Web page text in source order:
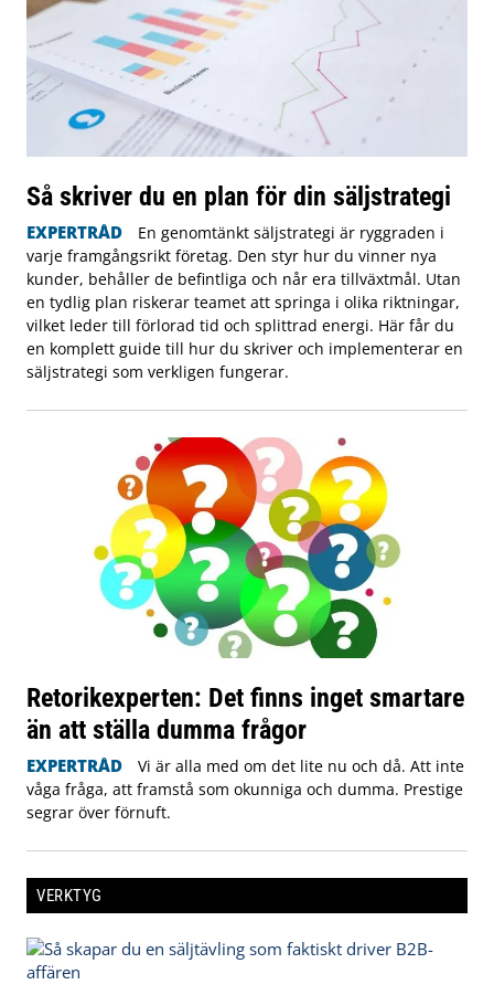
Så skriver du en plan för din säljstrategi
EXPERTRÅD
En genomtänkt säljstrategi är ryggraden i
varje framgångsrikt företag. Den styr hur du vinner nya
kunder, behåller de befintliga och når era tillväxtmål. Utan
en tydlig plan riskerar teamet att springa i olika riktningar,
vilket leder till förlorad tid och splittrad energi. Här får du
en komplett guide till hur du skriver och implementerar en
säljstrategi som verkligen fungerar.
Retorikexperten: Det finns inget smartare
än att ställa dumma frågor
EXPERTRÅD
Vi är alla med om det lite nu och då. Att inte
våga fråga, att framstå som okunniga och dumma. Prestige
segrar över förnuft.
VERKTYG